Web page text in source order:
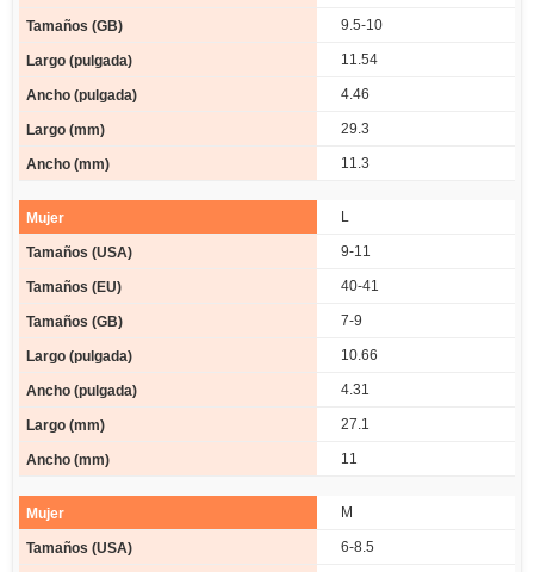
9.5-10
11.54
4.46
29.3
11.3
L
9-11
40-41
7-9
10.66
4.31
27.1
11
M
6-8.5